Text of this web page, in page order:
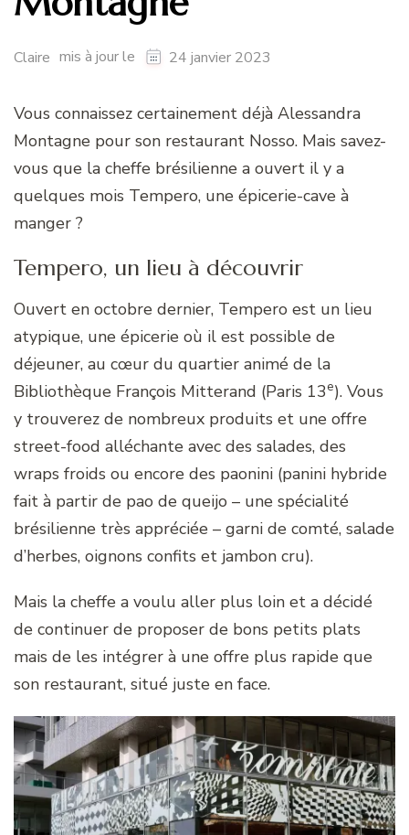
Claire mis à jour le 24 janvier 2023
Vous connaissez certainement déjà Alessandra
Montagne pour son restaurant Nosso. Mais savez-
vous que la cheffe brésilienne a ouvert il y a
quelques mois Tempero, une épicerie-cave à
manger ?
Tempero, un lieu à découvrir
Ouvert en octobre dernier, Tempero est un lieu
atypique, une épicerie où il est possible de
déjeuner, au cœur du quartier animé de la
Bibliothèque François Mitterand (Paris 13e). Vous
y trouverez de nombreux produits et une offre
street-food alléchante avec des salades, des
wraps froids ou encore des paonini (panini hybride
fait à partir de pao de queijo – une spécialité
brésilienne très appréciée – garni de comté, salade
d’herbes, oignons confits et jambon cru).
Mais la cheffe a voulu aller plus loin et a décidé
de continuer de proposer de bons petits plats
mais de les intégrer à une offre plus rapide que
son restaurant, situé juste en face.